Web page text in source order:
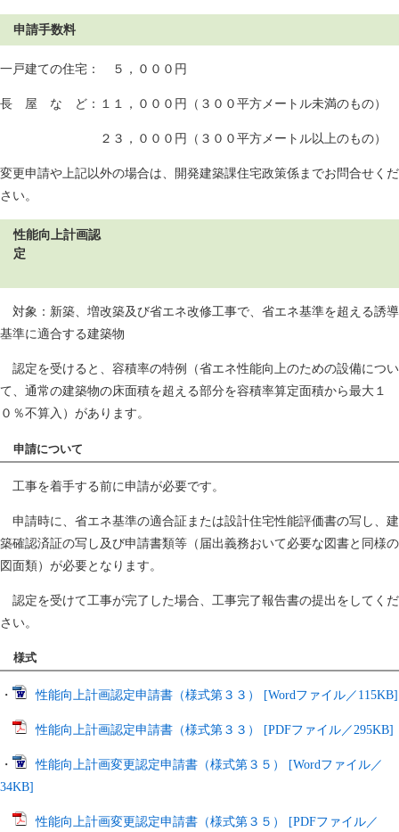
申請手数料
一戸建ての住宅： ５，０００円
長 屋 な ど：１１，０００円（３００平方メートル未満のもの）
２３，０００円（３００平方メートル以上のもの）
変更申請や上記以外の場合は、開発建築課住宅政策係までお問合せくだ
さい。
性能向上計画認
定
対象：新築、増改築及び省エネ改修工事で、省エネ基準を超える誘導
基準に適合する建築物
認定を受けると、容積率の特例（省エネ性能向上のための設備につい
て、通常の建築物の床面積を超える部分を容積率算定面積から最大１
０％不算入）があります。
申請について
工事を着手する前に申請が必要です。
申請時に、省エネ基準の適合証または設計住宅性能評価書の写し、建
築確認済証の写し及び申請書類等（届出義務おいて必要な図書と同様の
図面類）が必要となります。
認定を受けて工事が完了した場合、工事完了報告書の提出をしてくだ
さい。
様式
・ 性能向上計画認定申請書（様式第３３） [Wordファイル／115KB]
性能向上計画認定申請書（様式第３３） [PDFファイル／295KB]
・
性能向上計画変更認定申請書（様式第３５） [Wordファイル／
34KB]
性能向上計画変更認定申請書（様式第３５） [PDFファイル／